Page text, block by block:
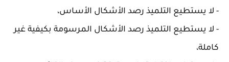
- لا يستطيع التلميذ رصد الأشكال الأساس،
- لا يستطيع التلميذ رصد الأشكال المرسومة بكيفية غير
كاملة،